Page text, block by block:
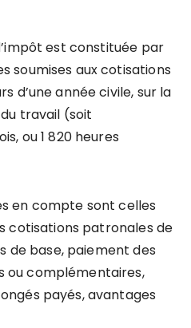
est constituée par
soumises aux cotisations
d’une année civile, sur la
travail (soit
ou 1 820 heures
en compte sont celles
cotisations patronales de
de base, paiement des
ou complémentaires,
payés, avantages